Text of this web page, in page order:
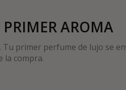
PRIMER AROMA
Tu primer perfume de lujo se
la compra.